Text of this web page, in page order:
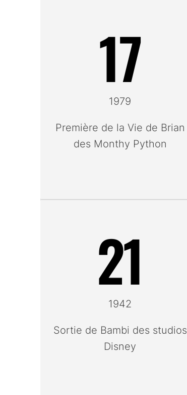
17
1979
Première de la Vie de Brian
des Monthy Python
21
1942
Sortie de Bambi des studios
Disney